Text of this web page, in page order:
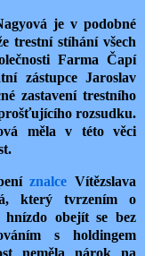
je v podobné
trestní stíhání všech
Farma Čapí
zástupce Jaroslav
zastavení trestního
rozsudku.
měla v této věci
znalce Vítězslava
který tvrzením o
hnízdo obejít se bez
s holdingem
neměla nárok na